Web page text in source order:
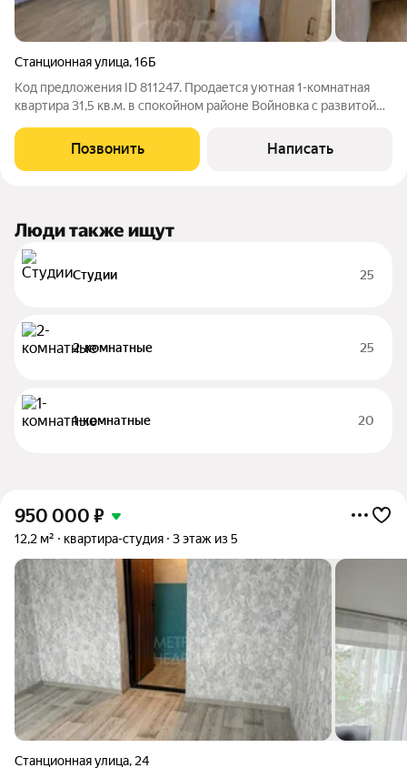
Станционная улица,16Б
Код предложения ID 811247. Продается уютная 1-комнатная
квартира 31,5 кв.м. в спокойном районе Войновка с развитой
дает возможность создать идеальное пространство под
себя.На третьем этаже
Позвонить Написать
Люди также ищут
Студии 25
2-комнатные 25
1-комнатные 20
950 000 ₽
12,2 м² квартира-студия 3 этаж из 5
Станционная улица, 24